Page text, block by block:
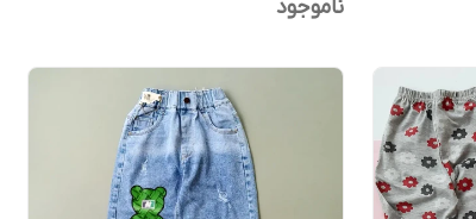
ناموجود